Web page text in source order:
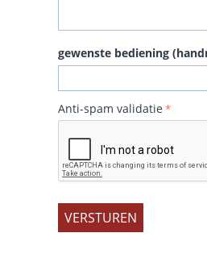
gewenste bediening
Anti-spam validatie
VERSTUREN